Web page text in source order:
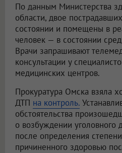
По данным Министерства
области, двое
состоянии и помещены в
человек — в состоянии
Врачи запрашивают
консультации у
медицинских центров.
Прокуратура Омска взяла
ДТП на контроль.
обстоятельства
о возбуждении уголовного
после определения
причиненного здоровью